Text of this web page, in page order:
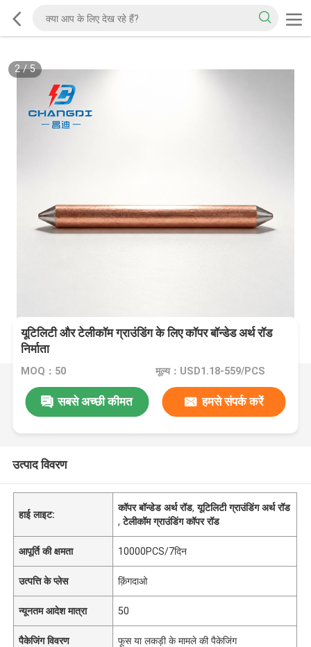
2/5
यूटिलिटी और टेलीकॉम ग्राउंडिंग के लिए कॉपर बॉन्डेड अर्थ रॉड
निर्माता
MOQ：50 मूल्य：USD1.18-559/PCS
सबसे अच्छी कीमत हमसे संपर्क करें
उत्पाद विवरण
हाई लाइट:
कॉपर बॉन्डेड अर्थ रॉड,यूटिलिटी ग्राउंडिंग अर्थ रॉड
,टेलीकॉम ग्राउंडिंग कॉपर रॉड
आपूर्ति की क्षमता 10000PCS/7दिन
उत्पत्ति के प्लेस क़िंगदाओ
न्यूनतम आदेश मात्रा 50
पैकेजिंग विवरण फूस या लकड़ी के मामले की पैकेजिंग